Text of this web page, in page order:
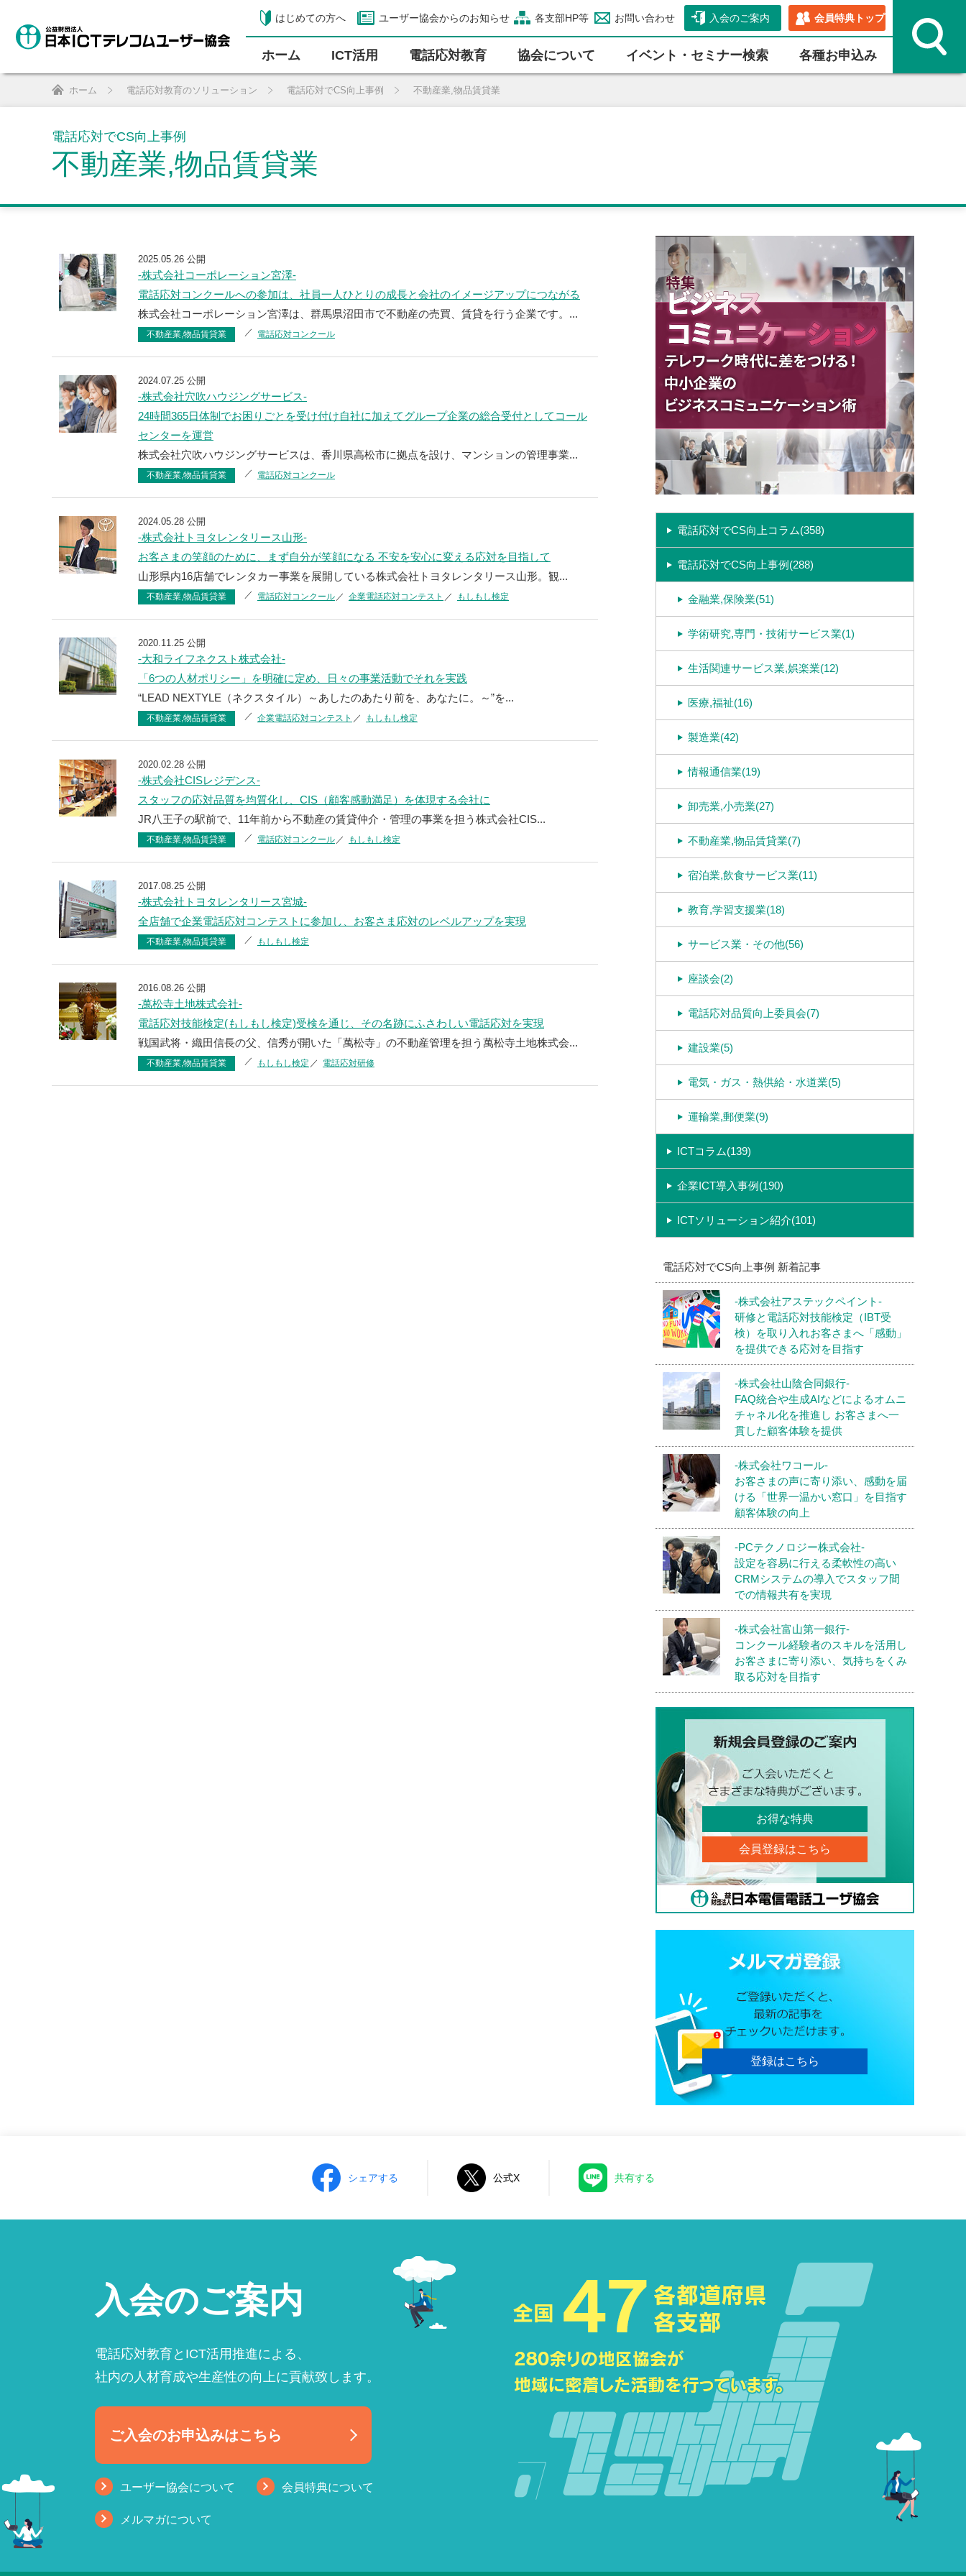
はじめての方へ ユーザー協会からのお知らせ 各支部HP等 お問い合わせ 入会のご案内 会員特典トップ
ホーム ICT活⽤ 電話応対教育 協会について イベント・セミナー検索 各種お申込み
ホーム 電話応対教育のソリューション 電話応対でCS向上事例 不動産業,物品賃貸業
電話応対でCS向上事例
不動産業,物品賃貸業
2025.05.26 公開
-株式会社コーポレーション宮澤-
電話応対コンクールへの参加は、社員一人ひとりの成長と会社のイメージアップにつながる
株式会社コーポレーション宮澤は、群馬県沼田市で不動産の売買、賃貸を行う企業です。...
不動産業,物品賃貸業 電話応対コンクール
2024.07.25 公開
-株式会社穴吹ハウジングサービス-
24時間365日体制でお困りごとを受け付け自社に加えてグループ企業の総合受付としてコール
センターを運営
株式会社穴吹ハウジングサービスは、香川県高松市に拠点を設け、マンションの管理事業...
不動産業,物品賃貸業 電話応対コンクール
2024.05.28 公開
-株式会社トヨタレンタリース山形-
お客さまの笑顔のために、まず自分が笑顔になる 不安を安心に変える応対を目指して
山形県内16店舗でレンタカー事業を展開している株式会社トヨタレンタリース山形。観...
不動産業,物品賃貸業 電話応対コンクール 企業電話応対コンテスト もしもし検定
2020.11.25 公開
-大和ライフネクスト株式会社-
「6つの人材ポリシー」を明確に定め、日々の事業活動でそれを実践
“LEAD NEXTYLE（ネクスタイル）～あしたのあたり前を、あなたに。～”を...
不動産業,物品賃貸業 企業電話応対コンテスト もしもし検定
2020.02.28 公開
-株式会社CISレジデンス-
スタッフの応対品質を均質化し、CIS（顧客感動満足）を体現する会社に
JR八王子の駅前で、11年前から不動産の賃貸仲介・管理の事業を担う株式会社CIS...
不動産業,物品賃貸業 電話応対コンクール もしもし検定
2017.08.25 公開
-株式会社トヨタレンタリース宮城-
全店舗で企業電話応対コンテストに参加し、お客さま応対のレベルアップを実現
不動産業,物品賃貸業 もしもし検定
2016.08.26 公開
-萬松寺土地株式会社-
電話応対技能検定(もしもし検定)受検を通じ、その名跡にふさわしい電話応対を実現
戦国武将・織田信長の父、信秀が開いた「萬松寺」の不動産管理を担う萬松寺土地株式会...
不動産業,物品賃貸業 もしもし検定 電話応対研修
電話応対でCS向上コラム(358)
電話応対でCS向上事例(288)
金融業,保険業(51)
学術研究,専門・技術サービス業(1)
生活関連サービス業,娯楽業(12)
医療,福祉(16)
製造業(42)
情報通信業(19)
卸売業,小売業(27)
不動産業,物品賃貸業(7)
宿泊業,飲食サービス業(11)
教育,学習支援業(18)
サービス業・その他(56)
座談会(2)
電話応対品質向上委員会(7)
建設業(5)
電気・ガス・熱供給・水道業(5)
運輸業,郵便業(9)
ICTコラム(139)
企業ICT導入事例(190)
ICTソリューション紹介(101)
電話応対でCS向上事例 新着記事
-株式会社アステックペイント-
研修と電話応対技能検定（IBT受
検）を取り入れお客さまへ「感動」
を提供できる応対を目指す
-株式会社山陰合同銀行-
FAQ統合や生成AIなどによるオムニ
チャネル化を推進し お客さまへ一
貫した顧客体験を提供
-株式会社ワコール-
お客さまの声に寄り添い、感動を届
ける「世界一温かい窓口」を目指す
顧客体験の向上
-PCテクノロジー株式会社-
設定を容易に行える柔軟性の高い
CRMシステムの導入でスタッフ間
での情報共有を実現
-株式会社富山第一銀行-
コンクール経験者のスキルを活用し
お客さまに寄り添い、気持ちをくみ
取る応対を目指す
お得な特典
会員登録はこちら
登録はこちら
シェアする 公式X 共有する
入会のご案内
電話応対教育とICT活用推進による、
社内の人材育成や生産性の向上に貢献致します。
ご入会のお申込みはこちら
ユーザー協会について 会員特典について
メルマガについて